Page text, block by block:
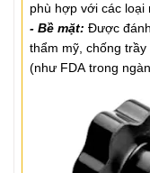
phù hợp với các loại
- Bề mặt: Được
thẩm mỹ, chống
(như FDA trong